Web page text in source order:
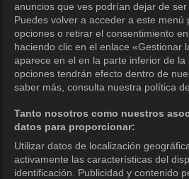
anuncios que ves podrían dejar de ser
Puedes volver a acceder a este menú
opciones o retirar el consentimiento
haciendo clic en el enlace «Gestionar
aparece en el en la parte inferior de la
opciones tendrán efecto dentro de
saber más, consulta nuestra política
Tanto nosotros como nuestros
datos para proporcionar:
Utilizar datos de localización
activamente las características del
identificación. Publicidad y contenido